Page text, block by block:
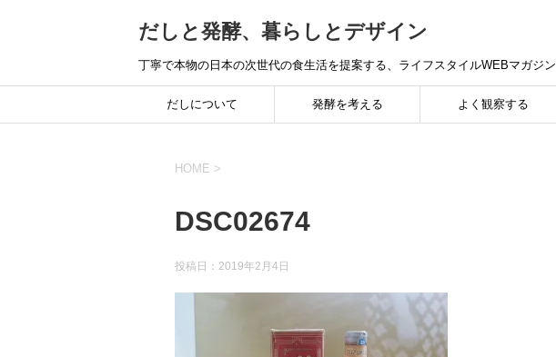
だしと発酵、暮らしとデザイン
丁寧で本物の日本の次世代の食生活を提案する、ライフスタイルWEBマガジン
だしについて 発酵を考える よく観察する
HOME >
DSC02674
投稿日： 2019年2月4日